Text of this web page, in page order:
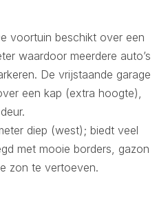
voortuin beschikt over een
waardoor meerdere auto’s
De vrijstaande garage
een kap (extra hoogte),
diep (west); biedt veel
met mooie borders, gazon
zon te vertoeven.